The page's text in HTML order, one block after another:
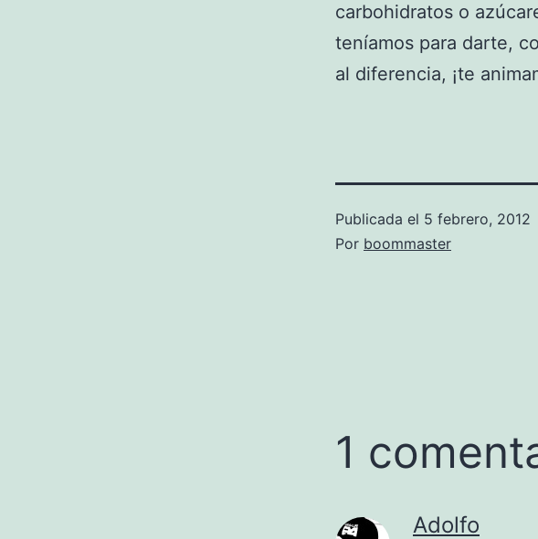
carbohidratos o
teníamos para darte,
al diferencia, ¡te
Publicada el 5 febrero, 2012
Por boommaster
1
Adolfo